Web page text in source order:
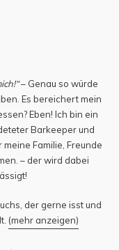
– Genau so würde
Es bereichert mein
Eben! Ich bin ein
Barkeeper und
Familie, Freunde
– der wird dabei
der gerne isst und
(mehr anzeigen)